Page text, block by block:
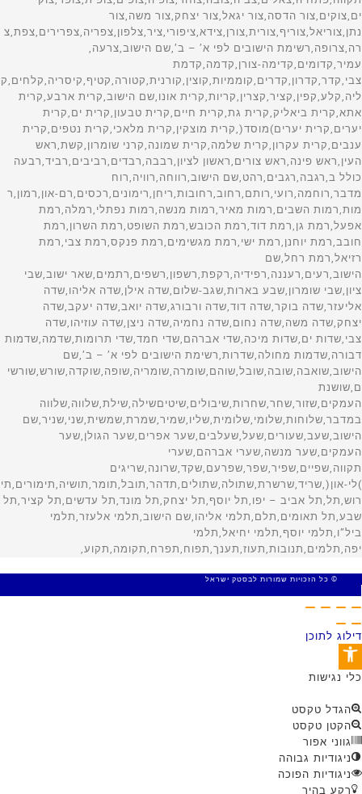
© כל הזכויות שמורות לבסטק ישראל
דילוג לתוכן
פתח סרגל נגישות
כלי נגישות
הגדל טקסט
הקטן טקסט
גווני אפור
ניגודיות גבוהה
ניגודיות הפוכה
רקע בהיר